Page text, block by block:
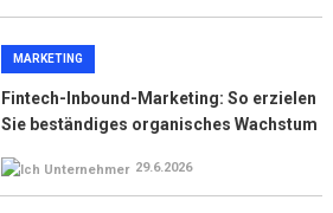
MARKETING
Fintech-Inbound-Marketing: So erzielen
Sie beständiges organisches Wachstum
29.6.2026